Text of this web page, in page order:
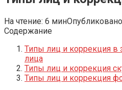
На чтение: 6 мин
Содержание
Типы лиц и коррекция в
лица
Типы лиц и коррекция
Типы лиц и коррекция